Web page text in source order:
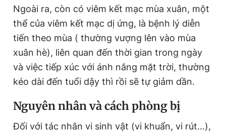
Ngoài ra, còn có viêm kết mạc mùa xuân, một
thể của viêm kết mạc dị ứng, là bệnh lý diễn
tiến theo mùa ( thường vượng lên vào mùa
xuân hè), liên quan đến thời gian trong ngày
và việc tiếp xúc với ánh nắng mặt trời, thường
kéo dài đến tuổi dậy thì rồi sẽ tự giảm dần.
Nguyên nhân và cách phòng bị
Đối với tác nhân vi sinh vật (vi khuẩn, vi rút…),